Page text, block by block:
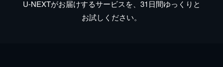
U-NEXTがお届けするサービスを、31日間ゆっくりと
お試しください。